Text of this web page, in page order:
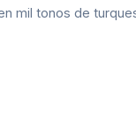
mil tonos de